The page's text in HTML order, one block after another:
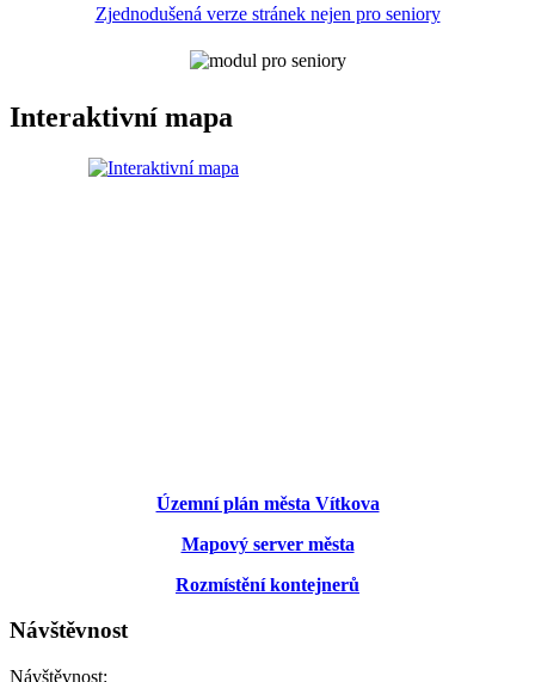
Zjednodušená verze stránek nejen pro seniory
Interaktivní mapa
Územní plán města Vítkova
Mapový server města
Rozmístění kontejnerů
Návštěvnost
Návštěvnost: